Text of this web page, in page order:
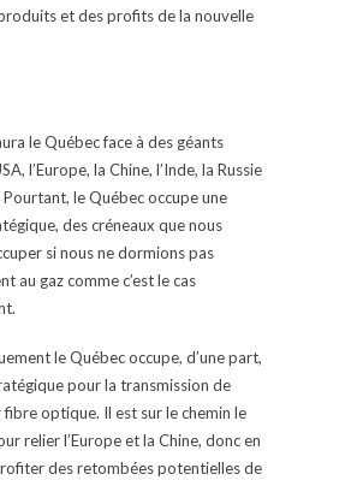
et des profits de la nouvelle
le Québec face à des géants
l’Europe, la Chine, l’Inde, la Russie
Pourtant, le Québec occupe une
des créneaux que nous
si nous ne dormions pas
au gaz comme c’est le cas
le Québec occupe, d’une part,
pour la transmission de
optique. Il est sur le chemin le
relier l’Europe et la Chine, donc en
des retombées potentielles de